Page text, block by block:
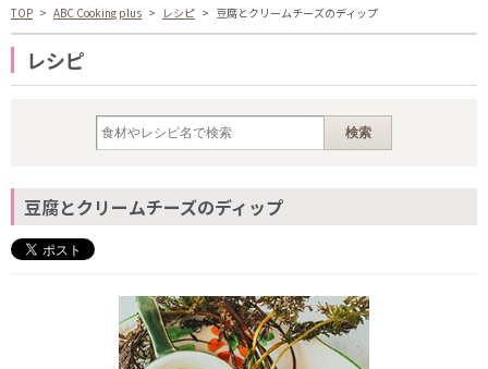
TOP ABC Cooking plus レシピ 豆腐とクリームチーズのディップ
レシピ
豆腐とクリームチーズのディップ